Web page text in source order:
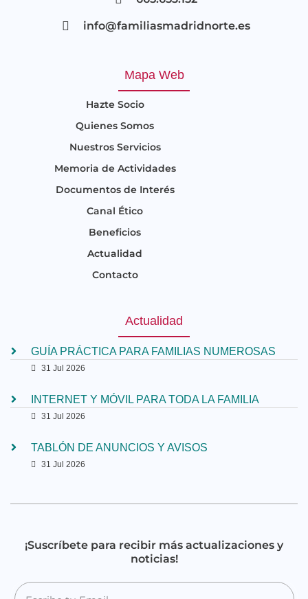
info@familiasmadridnorte.es
Mapa Web
Hazte Socio
Quienes Somos
Nuestros Servicios
Memoria de Actividades
Documentos de Interés
Canal Ético
Beneficios
Actualidad
Contacto
Actualidad
GUÍA PRÁCTICA PARA FAMILIAS NUMEROSAS
31 Jul 2026
INTERNET Y MÓVIL PARA TODA LA FAMILIA
31 Jul 2026
TABLÓN DE ANUNCIOS Y AVISOS
31 Jul 2026
¡Suscríbete para recibir más actualizaciones y
noticias!